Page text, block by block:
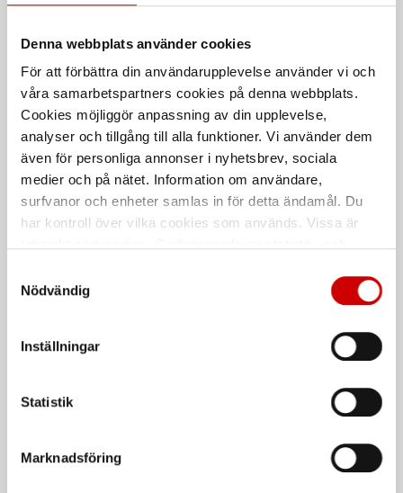
Denna webbplats använder cookies
För att förbättra din användarupplevelse använder vi och
våra samarbetspartners cookies på denna webbplats.
Cookies möjliggör anpassning av din upplevelse,
analyser och tillgång till alla funktioner. Vi använder dem
även för personliga annonser i nyhetsbrev, sociala
medier och på nätet. Information om användare,
surfvanor och enheter samlas in för detta ändamål. Du
har kontroll över vilka cookies som används. Vissa är
länder utanför EU med olika dataskyddsnormer. Genom
att godkänna samtycker du till sådana överföringar. Läs
Nödvändig
Inställningar
Statistik
Marknadsföring
Vinterjacka pilotmodell
4805
70% polyester, 30% bomull
Skaljacka 4988
100% polyester
De som köpte, köpte även
Kampanj
Våtservett för glasögon
Dispenserbox med 100 st.
Kampanj